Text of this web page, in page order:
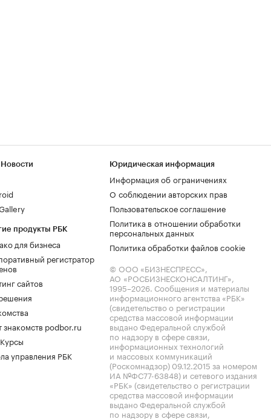
продукты РБК
для бизнеса
регистратор
сайтов
знакомств podbor.ru
управления РБК
Юридическая информация
Информация об ограничениях
О соблюдении авторских прав
Пользовательское соглашение
Политика в отношении обработки
персональных данных
Политика обработки файлов cookie
© ООО «БИЗНЕСПРЕСС»,
АО «РОСБИЗНЕСКОНСАЛТИНГ»,
1995–2026. Сообщения и материалы
информационного агентства «РБК»
(свидетельство о регистрации
средства массовой информации
выдано Федеральной службой
по надзору в сфере связи,
информационных технологий
и массовых коммуникаций
(Роскомнадзор) 09.12.2015 за номером
ИА №ФС77-63848) и сетевого издания
«РБК» (свидетельство о регистрации
средства массовой информации
выдано Федеральной службой
по надзору в сфере связи,